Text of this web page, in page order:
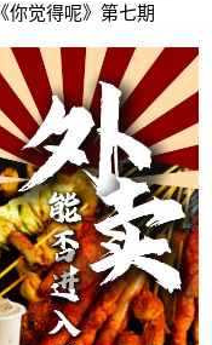
《你觉得呢》第七期